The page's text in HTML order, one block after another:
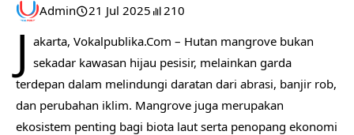
Admin 21 Jul 2025 210
J akarta, Vokalpublika.Com – Hutan mangrove bukan
sekadar kawasan hijau pesisir, melainkan garda
terdepan dalam melindungi daratan dari abrasi, banjir rob,
dan perubahan iklim. Mangrove juga merupakan
ekosistem penting bagi biota laut serta penopang ekonomi